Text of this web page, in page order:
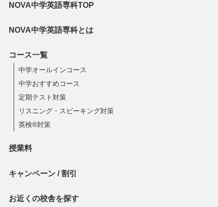
NOVA中学英語専科TOP
NOVA中学英語専科とは
コース一覧
中学オールインコース
中学おすすめコース
定期テスト対策
リスニング・スピーキング対策
英検®対策
授業料
キャンペーン / 割引
お近くの校舎を探す